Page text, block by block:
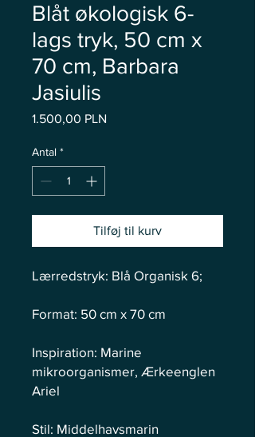
Blåt økologisk 6-
lags tryk, 50 cm x
70 cm, Barbara
Jasiulis
1.500,00 PLN
Antal *
Tilføj til kurv
Lærredstryk: Blå Organisk 6;
Format: 50 cm x 70 cm
Inspiration: Marine
mikroorganismer, Ærkeenglen
Ariel
Stil: Middelhavsmarin